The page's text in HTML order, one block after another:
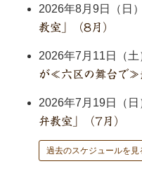
2026年8月9日（日
教室」（8月）
2026年7月11日（
が≪六区の舞台で≫
2026年7月19日（日
弁教室」（7月）
過去のスケジュールを見